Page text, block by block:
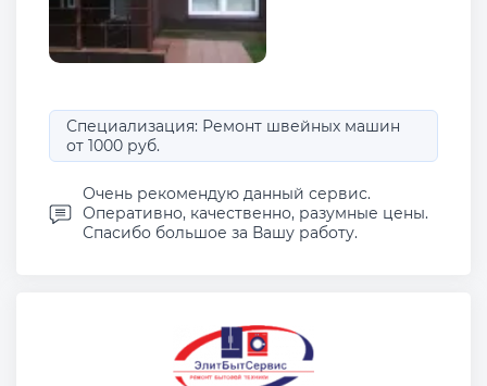
Специализация: Ремонт швейных машин
от 1000 руб.
Очень рекомендую данный сервис.
Оперативно, качественно, разумные цены.
Спасибо большое за Вашу работу.